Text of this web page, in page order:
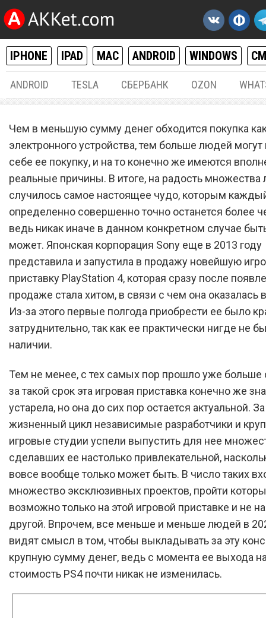
IPHONE IPAD MAC ANDROID WINDOWS
ANDROID TESLA СБЕРБАНК OZON
Sony PlayStation 4
распродают за 2999
Чем в меньшую сумму денег обходится покупка
электронного устройства, тем больше людей могут
себе ее покупку, и на то конечно же имеются
реальные причины. В итоге, на радость множества
случилось самое настоящее чудо, которым
определенно совершенно точно останется более
ведь никак иначе в данном конкретном случае
может. Японская корпорация Sony еще в 2013 году
представила и запустила в продажу новейшую
приставку PlayStation 4, которая сразу после
продаже стала хитом, в связи с чем она оказалась
Из-за этого первые полгода приобрести ее было
затруднительно, так как ее практически нигде не
наличии.
Тем не менее, с тех самых пор прошло уже больше
за такой срок эта игровая приставка конечно же
устарела, но она до сих пор остается актуальной.
жизненный цикл независимые разработчики и
игровые студии успели выпустить для нее
сделавших ее настолько привлекательной,
вовсе вообще только может быть. В число таких
множество эксклюзивных проектов, пройти
возможно только на этой игровой приставке и не
другой. Впрочем, все меньше и меньше людей в
видят смысл в том, чтобы выкладывать за эту
крупную сумму денег, ведь с момента ее выхода
стоимость PS4 почти никак не изменилась.